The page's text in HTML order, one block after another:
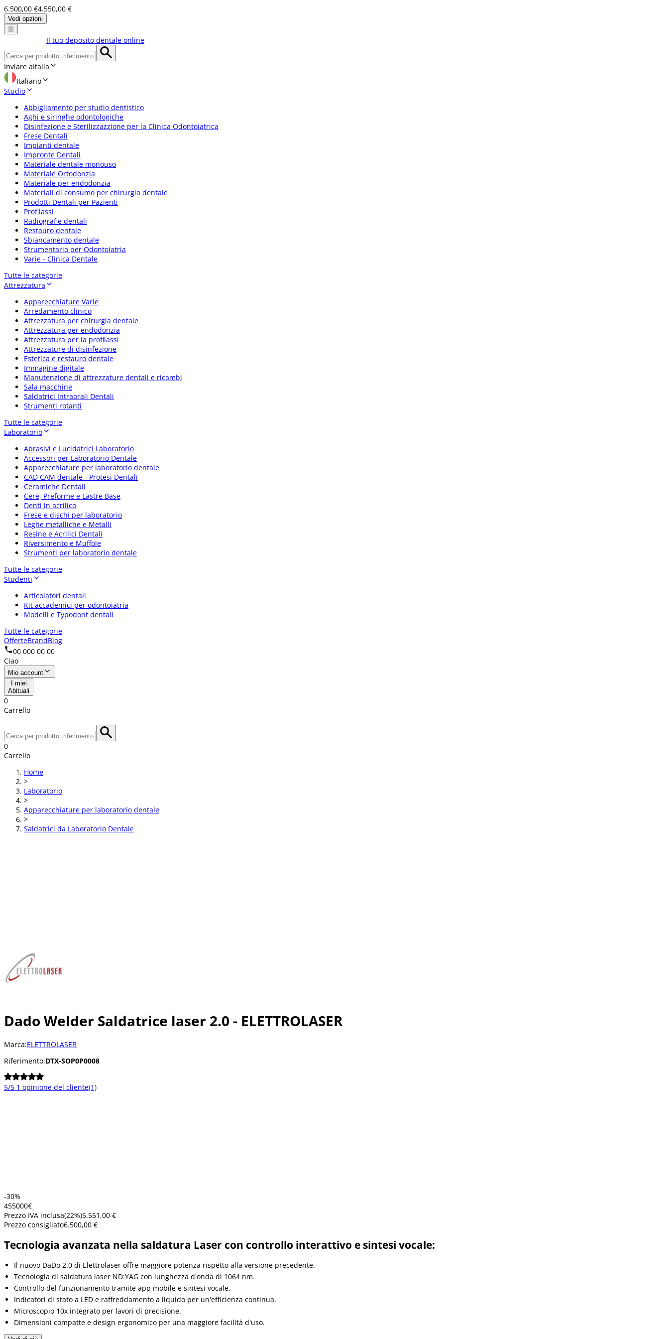
6.500,00 €4.550,00 €
Vedi opzioni
☰
Il tuo deposito dentale online
Inviare aItalia
Italiano
Studio
Abbigliamento per studio dentistico
Aghi e siringhe odontologiche
Disinfezione e Sterilizzazzione per la Clinica Odontoiatrica
Frese Dentali
Impianti dentale
Impronte Dentali
Materiale dentale monouso
Materiale Ortodonzia
Materiale per endodonzia
Materiali di consumo per chirurgia dentale
Prodotti Dentali per Pazienti
Profilassi
Radiografie dentali
Restauro dentale
Sbiancamento dentale
Strumentario per Odontoiatria
Varie - Clinica Dentale
Tutte le categorie
Attrezzatura
Apparecchiature Varie
Arredamento clinico
Attrezzatura per chirurgia dentale
Attrezzatura per endodonzia
Attrezzatura per la profilassi
Attrezzature di disinfezione
Estetica e restauro dentale
Immagine digitale
Manutenzione di attrezzature dentali e ricambi
Sala macchine
Saldatrici Intraorali Dentali
Strumenti rotanti
Tutte le categorie
Laboratorio
Abrasivi e Lucidatrici Laboratorio
Accessori per Laboratorio Dentale
Apparecchiature per laboratorio dentale
CAD CAM dentale - Protesi Dentali
Ceramiche Dentali
Cere, Preforme e Lastre Base
Denti in acrilico
Frese e dischi per laboratorio
Leghe metalliche e Metalli
Resine e Acrilici Dentali
Riversimento e Muffole
Strumenti per laboratorio dentale
Tutte le categorie
Studenti
Articolatori dentali
Kit accademici per odontoiatria
Modelli e Typodont dentali
Tutte le categorie
OfferteBrandBlog
00 000 00 00
Ciao
Mio account
I miei
Abituali
0
Carrello
0
Carrello
Home
>
Laboratorio
>
Apparecchiature per laboratorio dentale
>
Saldatrici da Laboratorio Dentale
Dado Welder Saldatrice laser 2.0 - ELETTROLASER
Marca:ELETTROLASER
Riferimento:DTX-SOP0P0008
5/5 1 opinione del cliente(1)
-30%
455000€
Prezzo IVA inclusa(22%)5.551,00 €
Prezzo consigliato6.500,00 €
Tecnologia avanzata nella saldatura Laser con controllo interattivo e sintesi vocale:
Il nuovo DaDo 2.0 di Elettrolaser offre maggiore potenza rispetto alla versione precedente.
Tecnologia di saldatura laser ND:YAG con lunghezza d'onda di 1064 nm.
Controllo del funzionamento tramite app mobile e sintesi vocale.
Indicatori di stato a LED e raffreddamento a liquido per un'efficienza continua.
Microscopio 10x integrato per lavori di precisione.
Dimensioni compatte e design ergonomico per una maggiore facilità d'uso.